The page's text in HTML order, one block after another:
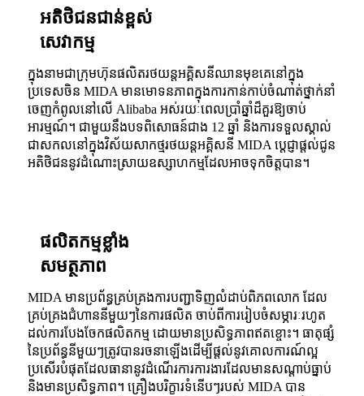
អតិថិជនជាន់ខ្ពស់
សេវាកម្ម
ក្នុងនាមជាក្រុមហ៊ុនផលិតរថយន្តអគ្គិសនីឈានមុខគេនៅក្នុង
ប្រទេសចិន MIDA មានមោទនភាពក្នុងការកាន់កាប់ចំណាត់ថ្នាក់នាំ
ចេញកំពូលនៅលើ Alibaba អស់រយៈពេលប្រាំឆ្នាំដ៏គួរឱ្យចាប់
អារម្មណ៍។ ជាមួយនឹងបទពិសោធន៍ជាង 12 ឆ្នាំ និងការទទួលស្គាល់
ជាសកលនៅក្នុងវិស័យសាកថ្មរថយន្តអគ្គិសនី MIDA ប្តេជ្ញាផ្តល់ជូន
អតិថិជននូវដំណោះស្រាយឧស្សាហកម្មដែលអាចទុកចិត្តបាន។
ផលិតកម្មខ្លាំង
សមត្ថភាព
MIDA មានប្រព័ន្ធគ្រប់គ្រងការបញ្ជាទិញលំដាប់ពិភពលោក ដែល
គ្រប់គ្រងជំហាននីមួយៗនៃការផលិត ចាប់ពីការរៀបចំសម្ភារៈរហូត
ដល់ការបែងចែកផលិតកម្ម ដោយមានប្រសិទ្ធភាពឥតខ្ចោះ។ ធាតុផ្សំ
នៃប្រព័ន្ធនីមួយៗត្រូវបានរចនាឡើងដើម្បីផ្តល់នូវគោលការណ៍ល្អ
ប្រសើរបំផុតដែលធានានូវដំណើរការការងារដែលមានសណ្តាប់ធ្នាប់
និងមានប្រសិទ្ធភាព។ គ្រឿងបរិក្ខារទំនើបៗរបស់ MIDA បាន